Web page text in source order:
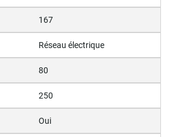
167
Réseau électrique
80
250
Oui